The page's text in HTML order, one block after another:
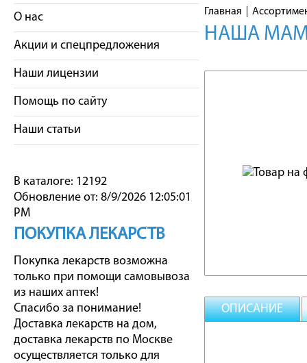
О нас
Акции и спецпредложения
Наши лицензии
Помощь по сайту
Наши статьи
В каталоге: 12192
Обновление от: 8/9/2026 12:05:01
PM
ПОКУПКА ЛЕКАРСТВ
Покупка лекарств возможна
только при помощи самовывоза
из наших аптек!
Спасибо за понимание!
Доставка лекарств на дом,
доставка лекарств по Москве
осуществляется только для
Главная
НАША
ОПИСАНИЕ